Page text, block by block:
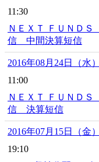
11:30
ＮＥＸＴ ＦＵＮＤ
信 中間決算短信
2016年08月24日（水）
11:00
ＮＥＸＴ ＦＵＮＤ
信 決算短信
2016年07月15日（金）
19:10